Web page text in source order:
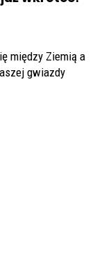
między Ziemią a
gwiazdy